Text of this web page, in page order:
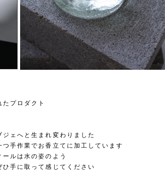
プロダクト
ェへと生まれ変わりました
手作業でお香立てに加工しています
ルは水の姿のよう
手に取って感じてください